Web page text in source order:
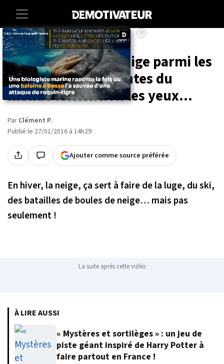
Accueil
20 sculptures en neige parmi les
plus impressionnantes du
monde ! Attention les yeux...
Par Clément P.
Publié le 27/01/2016 à 14h29
Ajouter comme source préférée
En hiver, la neige, ça sert à faire de la luge, du ski,
des batailles de boules de neige… mais pas
seulement !
La suite après cette vidéo
×
À LIRE AUSSI
« Mystères et sortilèges » : un jeu de
piste géant inspiré de Harry Potter à
faire partout en France !